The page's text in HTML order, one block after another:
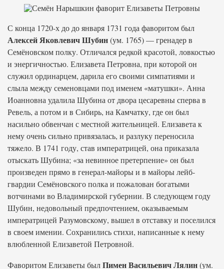
С конца 1720-х до до января 1731 года фаворитом был
Алексей Яковлевич Шубин(ум. 1765) — гренадер в
Семёновском полку. Отличался редкой красотой, ловкостью
и энергичностью. Елизавета Петровна, при которой он
служил ординарцем, дарила его своими симпатиями и
слыла между семеновцами под именем «матушки». Анна
Иоанновна удалила Шубина от двора цесаревны сперва в
Ревель, а потом и в Сибирь, на Камчатку, где он был
насильно обвенчан с местной жительницей. Елизавета к
нему очень сильно привязалась, и разлуку переносила
тяжело. В 1741 году, став императрицей, она приказала
отыскать Шубина; «за невинное претерпение» он был
произведен прямо в генерал-майоры и в майоры лейб-
гвардии Семёновского полка и пожалован богатыми
вотчинами во Владимирской губернии. В следующем году
Шубин, недовольный предпочтением, оказываемым
императрицей Разумовскому, вышел в отставку и поселился
в своем имении. Сохранились стихи, написанные к нему
влюбленной Елизаветой Петровной.
Фаворитом Елизаветы былПимен Васильевич Лялин(ум.